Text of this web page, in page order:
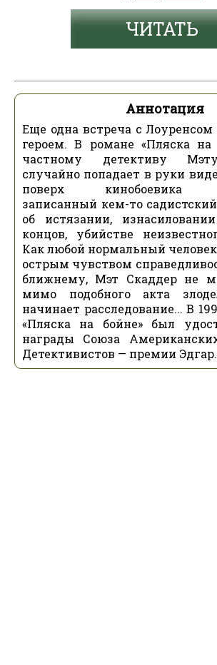
ЧИТАТЬ
Аннотация
Еще одна встреча с
героем. В романе «Пляска на
частному детективу
случайно попадает в руки
поверх кинобоевика
записанный кем-то
об истязании,
концов, убийстве
Как любой нормальный
острым чувством
ближнему, Мэт Скаддер не
мимо подобного акта
начинает расследование... В
«Пляска на бойне» был
награды Союза
Детективистов — премии Эдгар.